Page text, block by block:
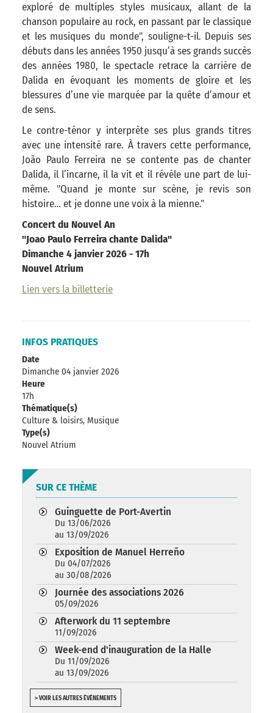
exploré de multiples styles musicaux, allant de la
chanson populaire au rock, en passant par le classique
et les musiques du monde", souligne-t-il. Depuis ses
débuts dans les années 1950 jusqu’à ses grands succès
des années 1980, le spectacle retrace la carrière de
Dalida en évoquant les moments de gloire et les
blessures d’une vie marquée par la quête d’amour et
de sens.
Le contre-ténor y interprète ses plus grands titres
avec une intensité rare. À travers cette performance,
João Paulo Ferreira ne se contente pas de chanter
Dalida, il l’incarne, il la vit et il révèle une part de lui-
même. "Quand je monte sur scène, je revis son
histoire… et je donne une voix à la mienne."
Concert du Nouvel An
"Joao Paulo Ferreira chante Dalida"
Dimanche 4 janvier 2026 - 17h
Nouvel Atrium
Lien vers la billetterie
INFOS PRATIQUES
Date
Dimanche 04 janvier 2026
Heure
17h
Thématique(s)
Culture & loisirs, Musique
Type(s)
Nouvel Atrium
SUR CE THÈME
Guinguette de Port-Avertin
Du 13/06/2026
au 13/09/2026
Exposition de Manuel Herreño
Du 04/07/2026
au 30/08/2026
Journée des associations 2026
05/09/2026
Afterwork du 11 septembre
11/09/2026
Week-end d'inauguration de la Halle
Du 11/09/2026
au 13/09/2026
> VOIR LES AUTRES ÉVÉNEMENTS